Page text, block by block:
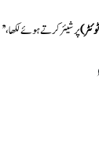
پر شیئر کرتے ہوئے لکھا، ’